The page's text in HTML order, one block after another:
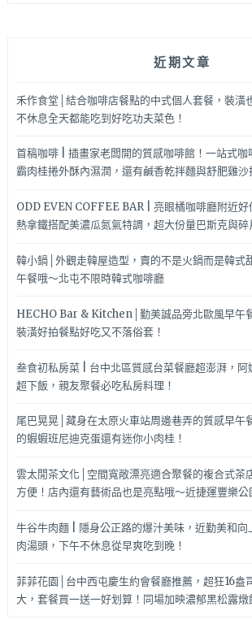
近期文章
禾作食堂│結合咖啡店餐點的中式個人套餐，裝潢
不休息全天都能吃到好吃功夫菜色！
首稿咖啡 | 插畫家老闆開的質感咖啡館！一站式咖
霸肉桂捲外酥內濕潤，還有鹹香乾拌麵與舒肥雞沙
ODD EVEN COFFEE BAR | 亮眼橘咖啡廳附近
熱拿鐵搭配美濃瓜氮氣特調，超大份量巴斯克與碎
韓小鍋│外觀走韓屋造型，賣的不是火鍋而是韓式
午餐哦～北屯不限時韓式咖啡廳
HECHO Bar & Kitchen│勤美誠品旁北歐風早午
裝潢好拍餐點好吃又不落俗套！
叁食初私房菜 | 台中北區質感台菜餐廳超澎湃，阿
超下飯，親友聚餐必吃私房料理！
尾巴晃晃│藏身在太原火車站周邊巷弄的質感早午
的蝦蝦班尼迪克蛋還有迷你小肉桂！
雲太閒茶文化│空間寬敞漂亮適合聚餐的複合式茶
方便！店內還有藝術品也是亮點哦～近捷運豐樂公
牛谷牛肉麵 | 隱身公正路的爆汁美味，近勤美和向
肉湯頭，下午不休息從早爽吃到晚！
菲菲花園│台中西屯慶生約會餐廳推薦，超狂16盎
大，套餐買一送一好划算！同場加映濃郁黑松露